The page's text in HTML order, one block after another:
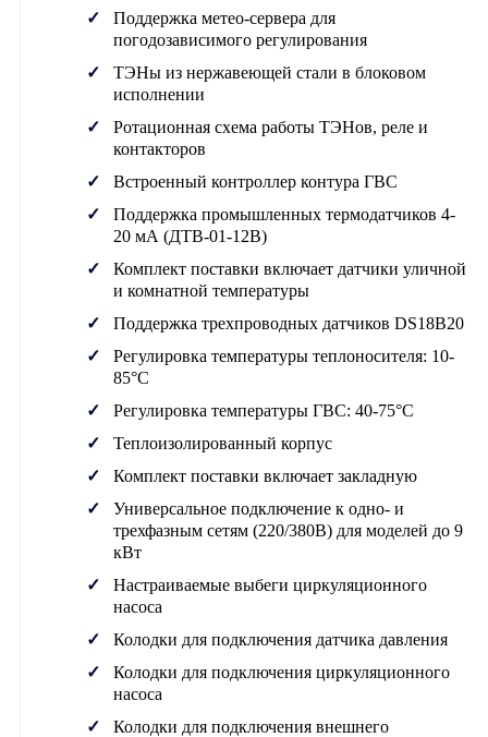
Поддержка метео-сервера для
погодозависимого регулирования
ТЭНы из нержавеющей стали в блоковом
исполнении
Ротационная схема работы ТЭНов, реле и
контакторов
Встроенный контроллер контура ГВС
Поддержка промышленных термодатчиков 4-
20 мА (ДТВ-01-12В)
Комплект поставки включает датчики уличной
и комнатной температуры
Поддержка трехпроводных датчиков DS18B20
Регулировка температуры теплоносителя: 10-
85°C
Регулировка температуры ГВС: 40-75°C
Теплоизолированный корпус
Комплект поставки включает закладную
Универсальное подключение к одно- и
трехфазным сетям (220/380В) для моделей до 9
кВт
Настраиваемые выбеги циркуляционного
насоса
Колодки для подключения датчика давления
Колодки для подключения циркуляционного
насоса
Колодки для подключения внешнего